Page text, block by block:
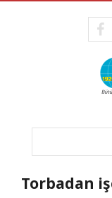
Ara
Torbadan